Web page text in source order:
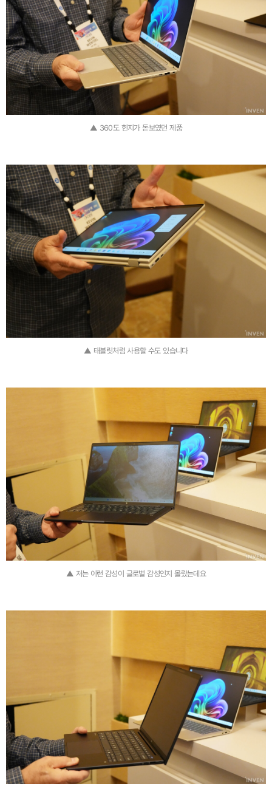
▲ 360도 힌지가 돋보였던 제품
▲ 태블릿처럼 사용할 수도 있습니다
▲ 저는 이런 감성이 글로벌 감성인지 몰랐는데요